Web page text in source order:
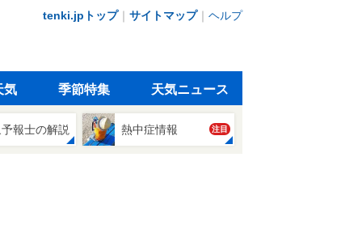
tenki.jpトップ｜ サイトマップ｜ ヘルプ
気 季節特集 天気ニュース
報士の解説 熱中症情報 注目